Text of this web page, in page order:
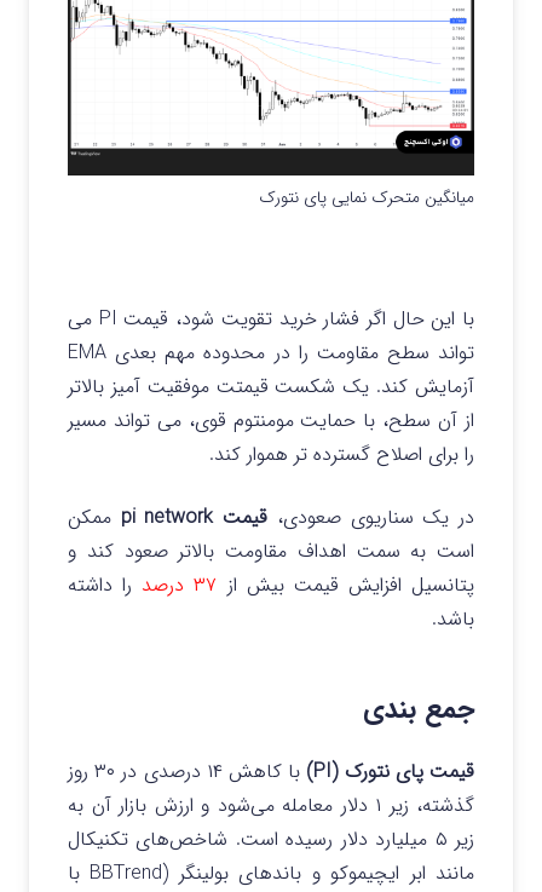
میانگین متحرک نمایی پای نتورک
با این حال اگر فشار خرید تقویت شود، قیمت PI می‌
تواند سطح مقاومت را در محدوده مهم بعدی EMA
آزمایش کند. یک شکست قیمتت موفقیت‌ آمیز بالاتر
از آن سطح، با حمایت مومنتوم قوی، می‌ تواند مسیر
را برای اصلاح گسترده تر هموار کند.
در یک سناریوی صعودی، قیمت pi network
ممکن
است به سمت اهداف مقاومت بالاتر صعود کند و
پتانسیل افزایش قیمت بیش از ۳۷ درصد
را داشته
باشد.
جمع بندی
قیمت پای نتورک (PI)
با کاهش ۱۴ درصدی در ۳۰ روز
گذشته، زیر ۱ دلار معامله می‌شود و ارزش بازار آن به
زیر ۵ میلیارد دلار رسیده است. شاخص‌های تکنیکال
مانند ابر ایچیموکو و باندهای بولینگر (BBTrend با